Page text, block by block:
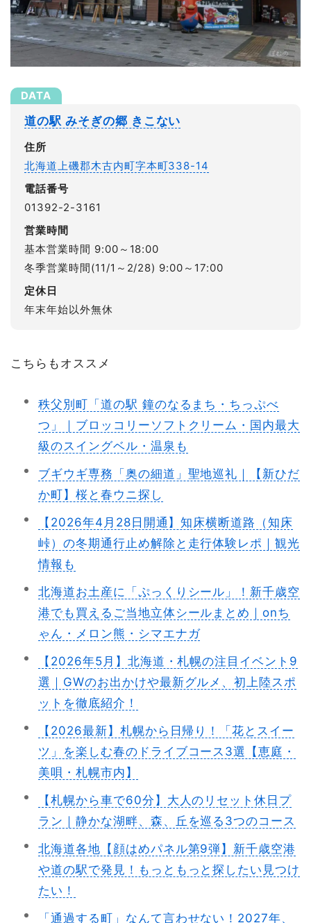
道の駅 みそぎの郷 きこない
住所
北海道上磯郡木古内町字本町338-14
電話番号
01392-2-3161
営業時間
基本営業時間 9:00～18:00
冬季営業時間(11/1～2/28) 9:00～17:00
定休日
年末年始以外無休
こちらもオススメ
秩父別町「道の駅 鐘のなるまち・ちっぷべ
つ」｜ブロッコリーソフトクリーム・国内最大
級のスイングベル・温泉も
ブギウギ専務「奥の細道」聖地巡礼｜【新ひだ
か町】桜と春ウニ探し
【2026年4月28日開通】知床横断道路（知床
峠）の冬期通行止め解除と走行体験レポ｜観光
情報も
北海道お土産に「ぷっくりシール」！新千歳空
港でも買えるご当地立体シールまとめ｜onち
ゃん・メロン熊・シマエナガ
【2026年5月】北海道・札幌の注目イベント9
選｜GWのお出かけや最新グルメ、初上陸スポ
ットを徹底紹介！
【2026最新】札幌から日帰り！「花とスイー
ツ」を楽しむ春のドライブコース3選【恵庭・
美唄・札幌市内】
【札幌から車で60分】大人のリセット休日プ
ラン｜静かな湖畔、森、丘を巡る3つのコース
北海道各地【顔はめパネル第9弾】新千歳空港
や道の駅で発見！もっともっと探したい見つけ
たい！
「通過する町」なんて言わせない！2027年、